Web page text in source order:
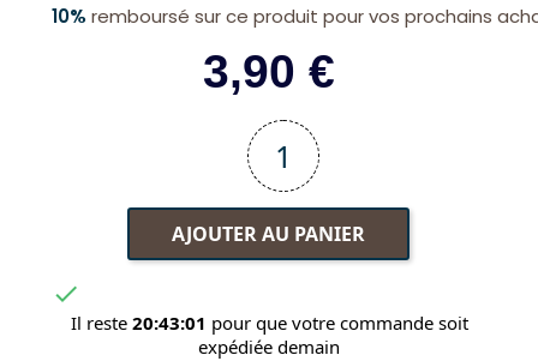
10% remboursé sur ce produit pour vos prochains
3,90 €
AJOUTER AU PANIER

Il reste 20:43:01 pour que votre commande soit
expédiée demain